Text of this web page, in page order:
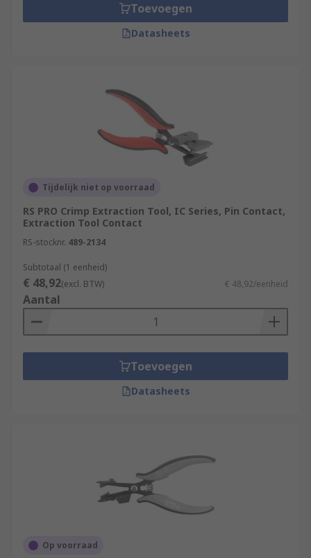
Toevoegen
Datasheets
Tijdelijk niet op voorraad
RS PRO Crimp Extraction Tool, IC Series, Pin Contact,
Extraction Tool Contact
RS-stocknr. 489-2134
Subtotaal (1 eenheid)
€ 48,92(excl. BTW) € 48,92/eenheid
Aantal
Toevoegen
Datasheets
Op voorraad